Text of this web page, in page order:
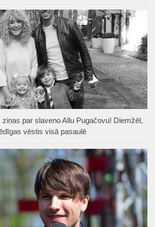
par slaveno Allu Pugačovu! Diemžēl,
vēstis visā pasaulē